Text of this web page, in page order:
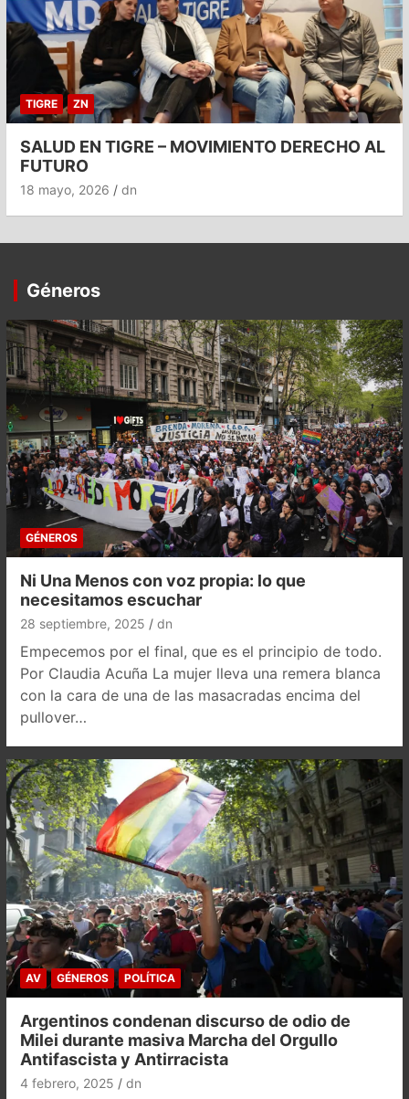
TIGRE ZN
SALUD EN TIGRE – MOVIMIENTO DERECHO AL
FUTURO
18 mayo, 2026 dn
Géneros
GÉNEROS
Ni Una Menos con voz propia: lo que
necesitamos escuchar
28 septiembre, 2025 dn
Empecemos por el final, que es el principio de todo.
Por Claudia Acuña La mujer lleva una remera blanca
con la cara de una de las masacradas encima del
pullover…
AV GÉNEROS POLÍTICA
Argentinos condenan discurso de odio de
Milei durante masiva Marcha del Orgullo
Antifascista y Antirracista
4 febrero, 2025 dn